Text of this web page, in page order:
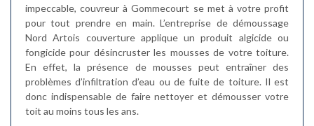
impeccable, couvreur à Gommecourt se met à votre profit
pour tout prendre en main. L’entreprise de démoussage
Nord Artois couverture applique un produit algicide ou
fongicide pour désincruster les mousses de votre toiture.
En effet, la présence de mousses peut entraîner des
problèmes d’infiltration d’eau ou de fuite de toiture. Il est
donc indispensable de faire nettoyer et démousser votre
toit au moins tous les ans.